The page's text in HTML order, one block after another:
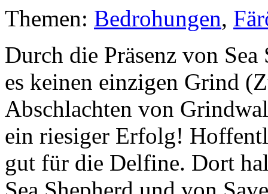
Themen: Bedrohungen,
Durch die Präsenz von
es keinen einzigen Grind
Abschlachten von
ein riesiger Erfolg!
gut für die Delfine. Dort